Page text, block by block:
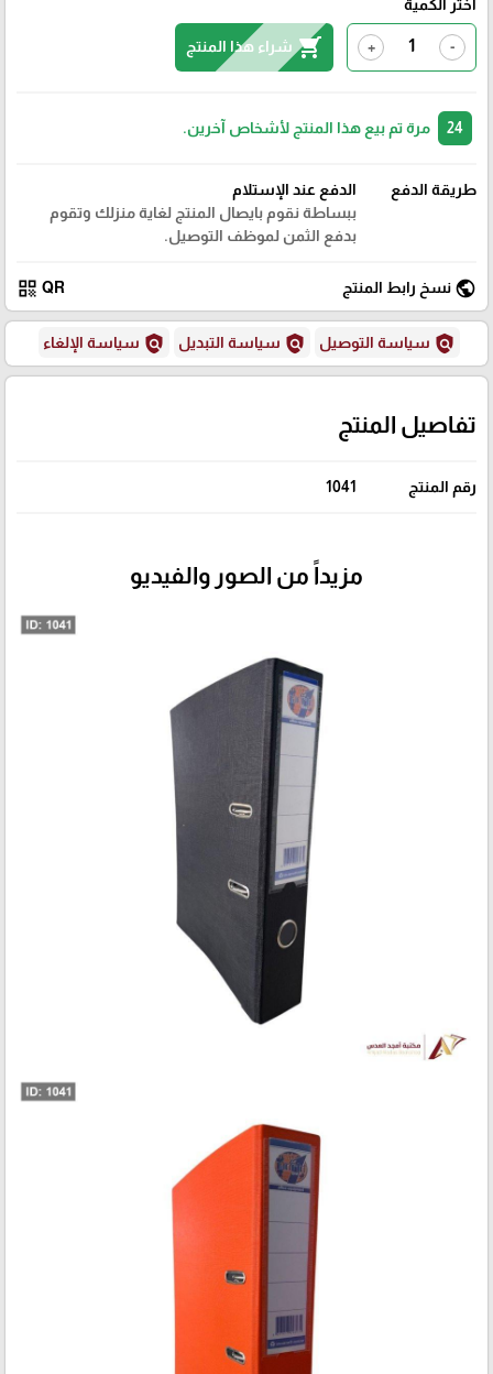
اختر الكمية
-
+
shopping_cart شراء هذا المنتج
مرة تم بيع هذا المنتج لأشخاص آخرين.
طريقة الدفع
الدفع عند الإستلام
ببساطة نقوم بايصال المنتج لغاية منزلك وتقوم
بدفع الثمن لموظف التوصيل.
public نسخ رابط المنتج QR
qr_code
policy سياسة التوصيل policy سياسة التبديل policy سياسة الإلغاء
تفاصيل المنتج
رقم المنتج 1041
مزيداً من الصور والفيديو